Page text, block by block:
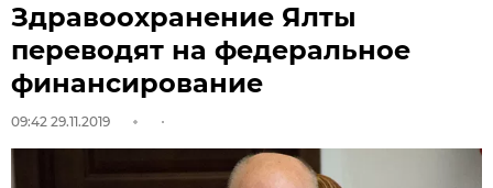
Здравоохранение Ялты
переводят на федеральное
финансирование
09:42 29.11.2019